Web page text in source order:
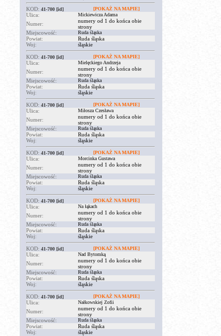
KOD: 41-700 [id] [POKAŻ NA MAPIE]
Ulica: Mickiewicza Adama
Numer:
numery od 1 do końca obie
strony
Miejscowość:
Ruda śląska
Powiat:
Ruda śląska
Woj:
śląskie
KOD: 41-700 [id] [POKAŻ NA MAPIE]
Ulica: Mielęckiego Andrzeja
Numer:
numery od 1 do końca obie
strony
Miejscowość:
Ruda śląska
Powiat:
Ruda śląska
Woj:
śląskie
KOD: 41-700 [id] [POKAŻ NA MAPIE]
Ulica: Miłosza Czesława
Numer:
numery od 1 do końca obie
strony
Miejscowość:
Ruda śląska
Powiat:
Ruda śląska
Woj:
śląskie
KOD: 41-700 [id] [POKAŻ NA MAPIE]
Ulica: Morcinka Gustawa
Numer:
numery od 1 do końca obie
strony
Miejscowość:
Ruda śląska
Powiat:
Ruda śląska
Woj:
śląskie
KOD: 41-700 [id] [POKAŻ NA MAPIE]
Ulica: Na łąkach
Numer:
numery od 1 do końca obie
strony
Miejscowość:
Ruda śląska
Powiat:
Ruda śląska
Woj:
śląskie
KOD: 41-700 [id] [POKAŻ NA MAPIE]
Ulica: Nad Bytomką
Numer:
numery od 1 do końca obie
strony
Miejscowość:
Ruda śląska
Powiat:
Ruda śląska
Woj:
śląskie
KOD: 41-700 [id] [POKAŻ NA MAPIE]
Ulica: Nałkowskiej Zofii
Numer:
numery od 1 do końca obie
strony
Miejscowość:
Ruda śląska
Powiat:
Ruda śląska
Woj:
śląskie